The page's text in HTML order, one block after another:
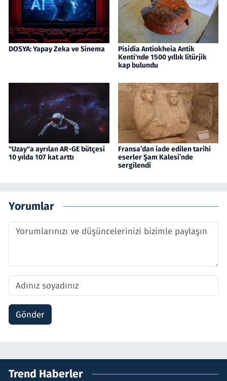
DOSYA: Yapay Zeka ve Sinema
Pisidia Antiokheia Antik
Kenti'nde 1500 yıllık litürjik
kap bulundu
"Uzay"a ayrılan AR-GE bütçesi
10 yılda 107 kat arttı
Fransa’dan iade edilen tarihi
eserler Şam Kalesi’nde
sergilendi
Yorumlar
Gönder
Trend Haberler